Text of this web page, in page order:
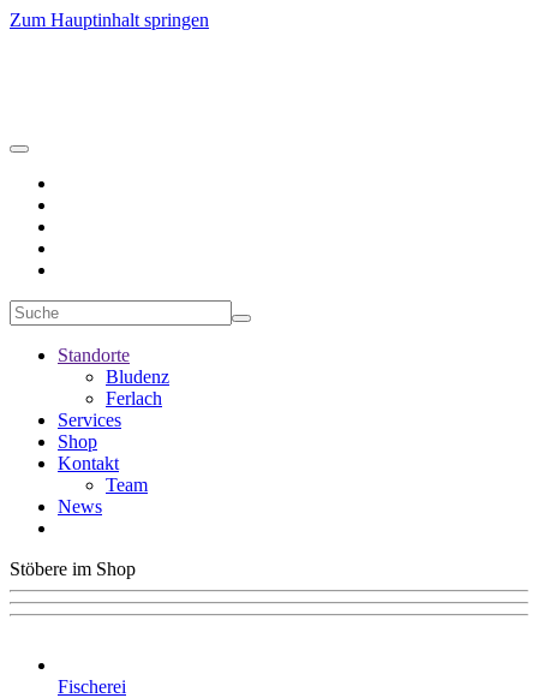
Zum Hauptinhalt springen
Standorte
Bludenz
Ferlach
Services
Shop
Kontakt
Team
News
Stöbere im Shop
Fischerei